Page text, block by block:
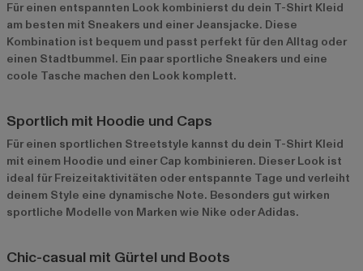
Für einen entspannten Look kombinierst du dein T-Shirt Kleid
am besten mit Sneakers und einer Jeansjacke. Diese
Kombination ist bequem und passt perfekt für den Alltag oder
einen Stadtbummel. Ein paar sportliche Sneakers und eine
coole Tasche machen den Look komplett.
Sportlich mit Hoodie und Caps
Für einen sportlichen Streetstyle kannst du dein T-Shirt Kleid
mit einem Hoodie und einer Cap kombinieren. Dieser Look ist
ideal für Freizeitaktivitäten oder entspannte Tage und verleiht
deinem Style eine dynamische Note. Besonders gut wirken
sportliche Modelle von Marken wie Nike oder Adidas.
Chic-casual mit Gürtel und Boots